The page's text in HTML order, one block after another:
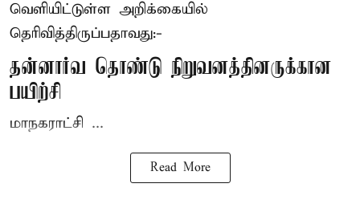
வெளியிட்டுள்ள அறிக்கையில்
தெரிவித்திருப்பதாவது:-
தன்னார்வ தொண்டு நிறுவனத்தினருக்கான
பயிற்சி
மாநகராட்சி ...
Read More